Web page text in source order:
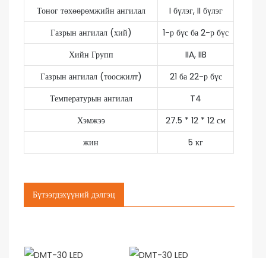
Тоног төхөөрөмжийн ангилал
I бүлэг, II бүлэг
Газрын ангилал (хий)
1-р бүс ба 2-р бүс
Хийн Групп
IIA, IIB
Газрын ангилал (тоосжилт)
21 ба 22-р бүс
Температурын ангилал
T4
Хэмжээ
27.5 * 12 * 12 см
жин
5 кг
Бүтээгдэхүүний дэлгэц